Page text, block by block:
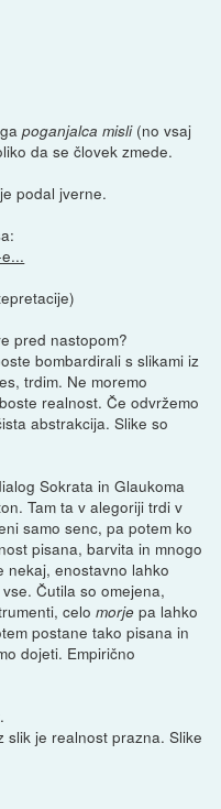
poganjalca misli(no vsaj
da se človek zmede.
podal jverne.
pred nastopom?
bombardirali s slikami iz
trdim. Ne moremo
realnost. Če odvržemo
abstrakcija. Slike so
Sokrata in Glaukoma
Tam ta v alegoriji trdi v
samo senc, pa potem ko
pisana, barvita in mnogo
nekaj, enostavno lahko
Čutila so omejena,
celomorje pa lahko
postane tako pisana in
dojeti. Empirično
je realnost prazna. Slike